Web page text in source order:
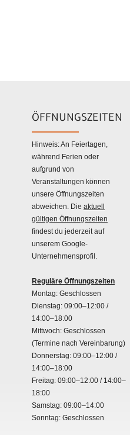
ÖFFNUNGSZEITEN
Hinweis: An Feiertagen,
während Ferien oder
aufgrund von
Veranstaltungen können
unsere Öffnungszeiten
abweichen. Die aktuell
gültigen Öffnungszeiten
findest du jederzeit auf
unserem Google-
Unternehmensprofil.
Reguläre Öffnungszeiten
Montag: Geschlossen
Dienstag: 09:00–12:00 /
14:00–18:00
Mittwoch: Geschlossen
(Termine nach Vereinbarung)
Donnerstag: 09:00–12:00 /
14:00–18:00
Freitag: 09:00–12:00 / 14:00–
18:00
Samstag: 09:00–14:00
Sonntag: Geschlossen